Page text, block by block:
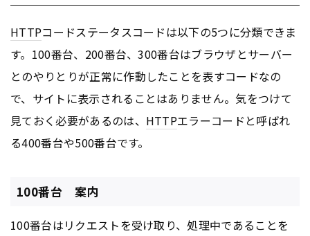
HTTPコードステータスコードは以下の5つに分類できま
す。100番台、200番台、300番台はブラウザとサーバー
とのやりとりが正常に作動したことを表すコードなの
で、サイトに表示されることはありません。気をつけて
見ておく必要があるのは、 HTTPエラーコードと呼ばれ
る400番台や500番台です。
100番台 案内
100番台はリクエストを受け取り、処理中であることを